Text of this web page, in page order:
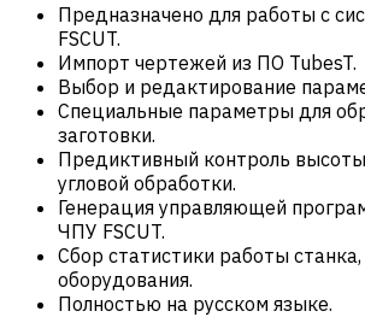
Предназначено для работы с
FSCUT.
Импорт чертежей из ПО TubesT.
Выбор и редактирование
Специальные параметры для
заготовки.
Предиктивный контроль
угловой обработки.
Генерация управляющей
ЧПУ FSCUT.
Сбор статистики работы
оборудования.
Полностью на русском языке.